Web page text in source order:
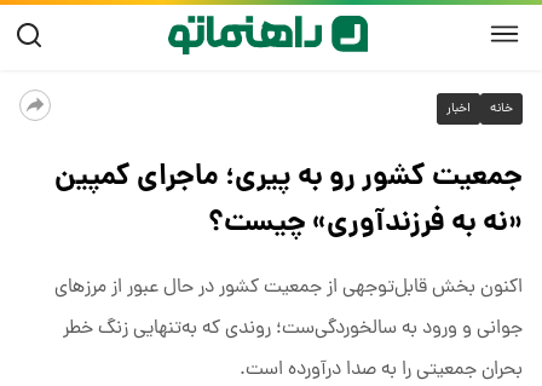
خانه اخبار
جمعیت کشور رو به پیری؛ ماجرای کمپین
«نه به فرزندآوری» چیست؟
اکنون بخش قابل‌توجهی از جمعیت کشور در حال عبور از مرزهای
جوانی و ورود به سالخوردگی‌ست؛ روندی که به‌تنهایی زنگ خطر
بحران جمعیتی را به صدا درآورده است.